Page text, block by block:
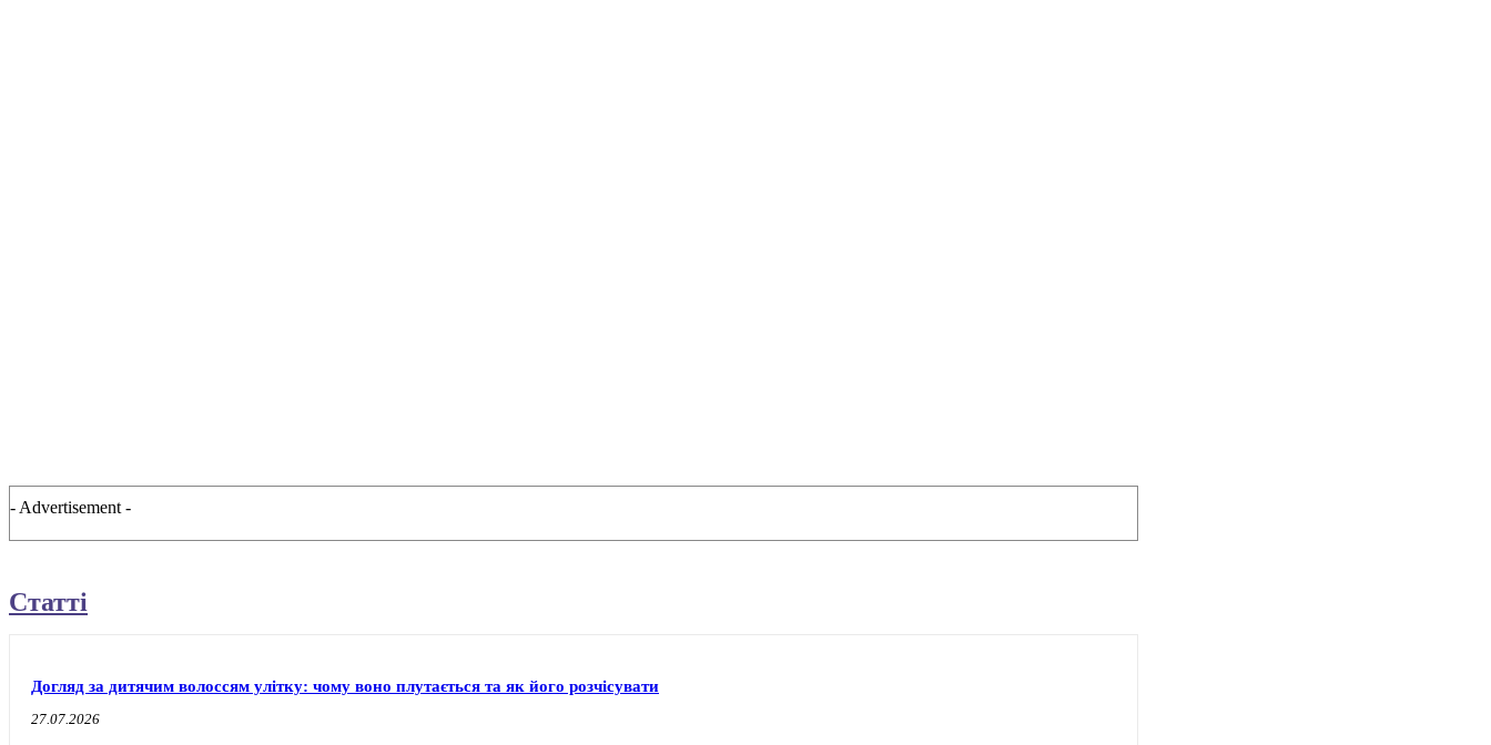
- Advertisement -
Статті
Догляд за дитячим волоссям улітку: чому воно плутається та як його розчісувати
27.07.2026